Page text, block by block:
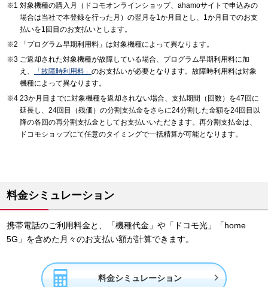
対象機種の購入月（ドコモオンラインショップ、ahamoサイトで申込みの
場合は当社で本登録を行った月）の翌月を1か月目とし、1か月目でのお支
払いを1回目のお支払いとします。
「プログラム早期利用料」は対象機種によって異なります。
ご返却された対象機種が故障している場合、プログラム早期利用料に加
え、
「故障時利用料」 のお支払いが必要となります。故障時利用料は対象
機種によって異なります。
23か月目までに対象機種を返却されない場合、支払期間（回数）を47回に
延長し、24回目（残価）の分割支払金をさらに24分割した金額を24回目以
降の各回の再分割支払金としてお支払いいただきます。再分割支払金は、
ドコモショップにて任意のタイミングで一括精算が可能となります。
料金シミュレーション
携帯電話のご利用料金と、「機種代金」や「ドコモ光」「home
5G」を含めた月々のお支払い額が計算できます。
料金シミュレーション 